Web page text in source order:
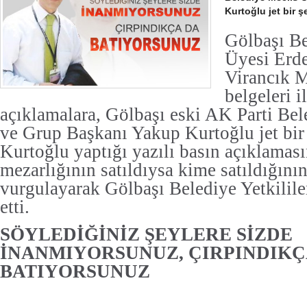
Kurtoğlu jet bir
Gölbaşı
Üyesi
Virancık
belgeleri
açıklamalara, Gölbaşı eski AK Parti
ve Grup Başkanı Yakup Kurtoğlu jet
Kurtoğlu yaptığı yazılı basın
mezarlığının satıldıysa kime
vurgulayarak Gölbaşı Belediye
etti.
SÖYLEDİĞİNİZ ŞEYLERE SİZDE
İNANMIYORSUNUZ,
BATIYORSUNUZ